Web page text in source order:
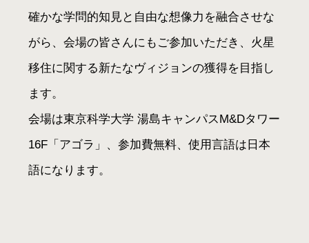
確かな学問的知見と自由な想像力を融合させな
がら、会場の皆さんにもご参加いただき、火星
移住に関する新たなヴィジョンの獲得を目指し
ます。
会場は東京科学大学 湯島キャンパスM&Dタワー
16F「アゴラ」、参加費無料、使用言語は日本
語になります。